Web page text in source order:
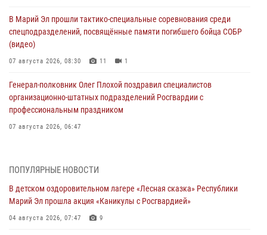
В Марий Эл прошли тактико-специальные соревнования среди
спецподразделений, посвящённые памяти погибшего бойца СОБР
(видео)
07 августа 2026, 08:30 11 1
Генерал-полковник Олег Плохой поздравил специалистов
организационно-штатных подразделений Росгвардии с
профессиональным праздником
07 августа 2026, 06:47
Всероссийском семинаре в Нижнем Новгороде (видео)
07 августа 2026, 06:25 8 1
Команда «Росгвардия» принимает участие в военно-спортивном
ПОПУЛЯРНЫЕ НОВОСТИ
В детском оздоровительном лагере «Лесная сказка» Республики
Марий Эл прошла акция «Каникулы с Росгвардией»
04 августа 2026, 07:47 9